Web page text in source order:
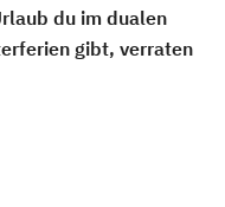
du im dualen
gibt, verraten